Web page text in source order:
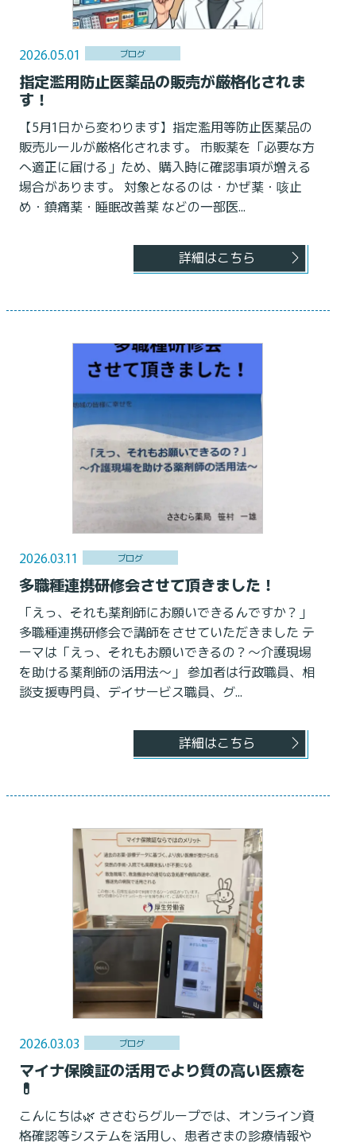
2026.05.01 ブログ
指定濫用防止医薬品の販売が厳格化されま
す！
【5月1日から変わります】指定濫用等防止医薬品の
販売ルールが厳格化されます。 市販薬を「必要な方
へ適正に届ける」ため、購入時に確認事項が増える
場合があります。 対象となるのは・かぜ薬・咳止
め・鎮痛薬・睡眠改善薬 などの一部医...
詳細はこちら
2026.03.11 ブログ
多職種連携研修会させて頂きました！
「えっ、それも薬剤師にお願いできるんですか？」
多職種連携研修会で講師をさせていただきました テ
ーマは「えっ、それもお願いできるの？〜介護現場
を助ける薬剤師の活用法〜」 参加者は行政職員、相
談支援専門員、デイサービス職員、グ...
詳細はこちら
2026.03.03 ブログ
マイナ保険証の活用でより質の高い医療を
💊
こんにちは🌿 ささむらグループでは、オンライン資
格確認等システムを活用し、患者さまの診療情報や